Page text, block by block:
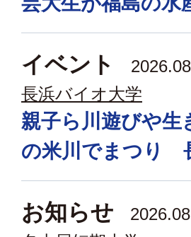
イベント
長浜バイオ大学
親子ら川遊びや
の米川でまつり
お知らせ